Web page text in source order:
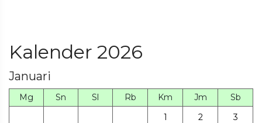
Kalender 2026
Januari
Mg Sn Sl Rb Km Jm
Sb
1
2 3